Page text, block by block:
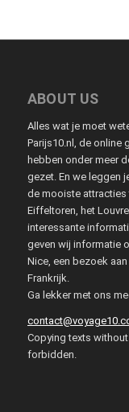
ABOUT US
Alles wat je moet
Parijs10.nl, de online
hebben onder meer
gezet. En we leggen
de mooiste attracties
Eiffeltoren, het
interessante
geven wij informatie
Nice, een bezoek
Frankrijk.
Ga lekker met ons
Copying texts
forbidden.